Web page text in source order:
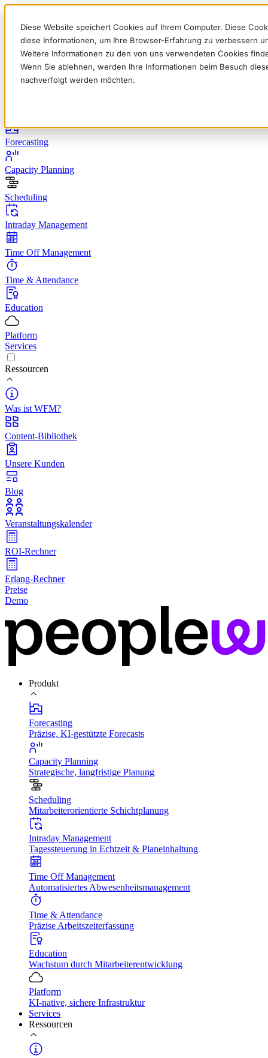
Diese Website speichert Cookies auf Ihrem Computer. Diese
diese Informationen, um Ihre Browser-Erfahrung zu verbessern
Weitere Informationen zu den von uns verwendeten Cookies
Wenn Sie ablehnen, werden Ihre Informationen beim Besuch
nachverfolgt werden möchten.
EnglishDeutschFrançais Español Italiano
Forecasting
Capacity Planning
Scheduling
Intraday Management
Time Off Management
Time & Attendance
Education
Platform
Services
Ressourcen
Was ist WFM?
Content-Bibliothek
Unsere Kunden
Blog
Veranstaltungskalender
ROI-Rechner
Erlang-Rechner
Preise
Demo
Produkt
Forecasting
Präzise, KI-gestützte Forecasts
Capacity Planning
Strategische, langfristige Planung
Scheduling
Mitarbeiterorientierte Schichtplanung
Intraday Management
Tagessteuerung in Echtzeit & Planeinhaltung
Time Off Management
Automatisiertes Abwesenheitsmanagement
Time & Attendance
Präzise Arbeitszeiterfassung
Education
Wachstum durch Mitarbeiterentwicklung
Platform
KI-native, sichere Infrastruktur
Services
Ressourcen